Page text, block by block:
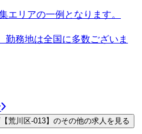
リアの一例となります。
務地は全国に多数ございま
荒川区-013】のその他の求人を見る